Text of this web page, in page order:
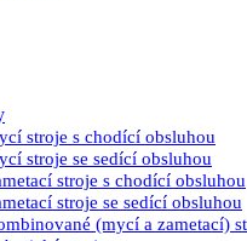
stroje s chodící obsluhou
stroje se sedící obsluhou
stroje s chodící obsluhou
stroje se sedící obsluhou
(mycí a zametací)